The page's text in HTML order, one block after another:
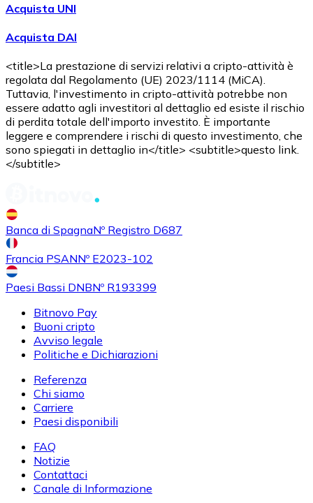
Acquista UNI
Acquista DAI
<title>La prestazione di servizi relativi a cripto-attività è
regolata dal Regolamento (UE) 2023/1114 (MiCA).
Tuttavia, l'investimento in cripto-attività potrebbe non
essere adatto agli investitori al dettaglio ed esiste il rischio
di perdita totale dell'importo investito. È importante
leggere e comprendere i rischi di questo investimento, che
sono spiegati in dettaglio in</title> <subtitle>questo link.
</subtitle>
Banca di SpagnaNº Registro D687
Francia PSANNº E2023-102
Paesi Bassi DNBNº R193399
Bitnovo Pay
Buoni cripto
Avviso legale
Politiche e Dichiarazioni
Referenza
Chi siamo
Carriere
Paesi disponibili
FAQ
Notizie
Contattaci
Canale di Informazione